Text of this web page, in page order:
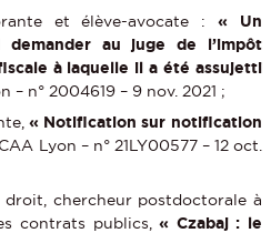
et élève-avocate : « Un
demander au juge de l’impôt
à laquelle il a été assujetti
– n° 2004619 – 9 nov. 2021 ;
« Notification sur notification
Lyon – n° 21LY00577 – 12 oct.
droit, chercheur postdoctorale à
contrats publics,« Czabaj : le